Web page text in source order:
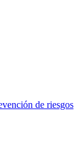
de riesgos